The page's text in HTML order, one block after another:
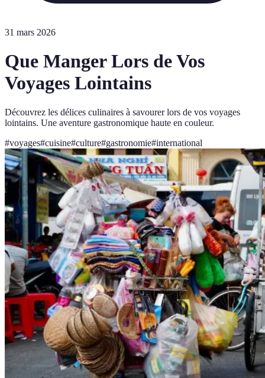
31 mars 2026
Que Manger Lors de Vos
Voyages Lointains
Découvrez les délices culinaires à savourer lors de vos voyages
lointains. Une aventure gastronomique haute en couleur.
#voyages#cuisine#culture#gastronomie#international